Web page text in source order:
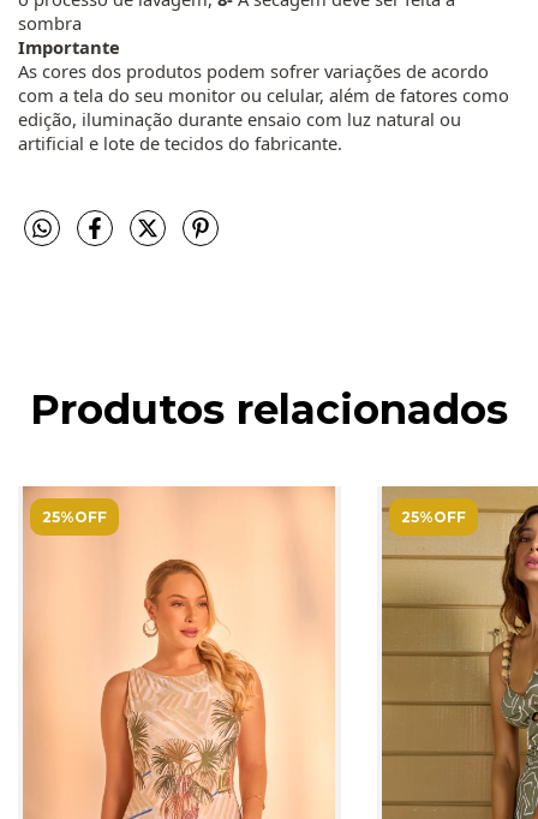
sombra
Importante
As cores dos produtos podem sofrer variações de acordo
com a tela do seu monitor ou celular, além de fatores como
edição, iluminação durante ensaio com luz natural ou
artificial e lote de tecidos do fabricante.
Produtos relacionados
25%OFF 25%OFF